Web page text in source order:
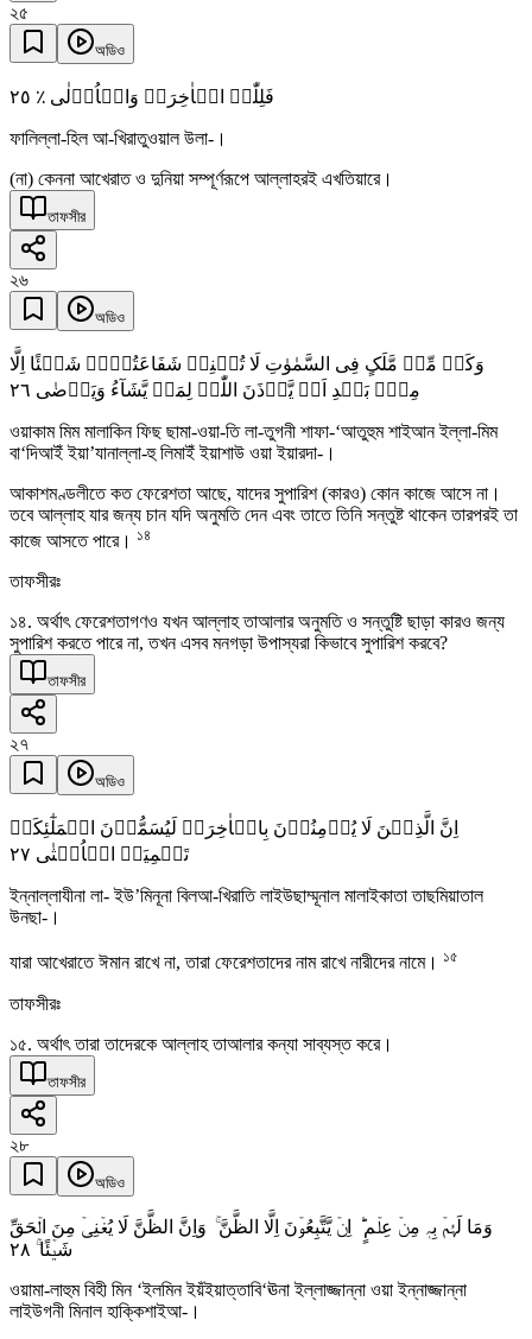
২৫
অডিও
فَلِلّٰہِ الۡاٰخِرَۃُ وَالۡاُوۡلٰی ٪ ٢٥
ফালিল্লা-হিল আ-খিরাতুওয়াল উলা-।
(না) কেননা আখেরাত ও দুনিয়া সম্পূর্ণরূপে আল্লাহরই এখতিয়ারে।
তাফসীর
২৬
অডিও
وَکَمۡ مِّنۡ مَّلَکٍ فِی السَّمٰوٰتِ لَا تُغۡنِیۡ شَفَاعَتُہُمۡ شَیۡئًا اِلَّا
مِنۡۢ بَعۡدِ اَنۡ یَّاۡذَنَ اللّٰہُ لِمَنۡ یَّشَآءُ وَیَرۡضٰی ٢٦
ওয়াকাম মিম মালাকিন ফিছ ছামা-ওয়া-তি লা-তুগনী শাফা-‘আতুহুম শাইআন ইল্লা-মিম
বা‘দিআইঁ ইয়া’যানাল্লা-হু লিমাইঁ ইয়াশাউ ওয়া ইয়ারদা-।
আকাশমণ্ডলীতে কত ফেরেশতা আছে, যাদের সুপারিশ (কারও) কোন কাজে আসে না।
তবে আল্লাহ যার জন্য চান যদি অনুমতি দেন এবং তাতে তিনি সন্তুষ্ট থাকেন তারপরই তা
কাজে আসতে পারে। ১৪
তাফসীরঃ
১৪. অর্থাৎ ফেরেশতাগণও যখন আল্লাহ তাআলার অনুমতি ও সন্তুষ্টি ছাড়া কারও জন্য
সুপারিশ করতে পারে না, তখন এসব মনগড়া উপাস্যরা কিভাবে সুপারিশ করবে?
তাফসীর
২৭
অডিও
اِنَّ الَّذِیۡنَ لَا یُؤۡمِنُوۡنَ بِالۡاٰخِرَۃِ لَیُسَمُّوۡنَ الۡمَلٰٓئِکَۃَ
تَسۡمِیَۃَ الۡاُنۡثٰی ٢٧
ইন্নাল্লাযীনা লা- ইউ’মিনূনা বিলআ-খিরাতি লাইউছাম্মূনাল মালাইকাতা তাছমিয়াতাল
উনছা-।
যারা আখেরাতে ঈমান রাখে না, তারা ফেরেশতাদের নাম রাখে নারীদের নামে। ১৫
তাফসীরঃ
১৫. অর্থাৎ তারা তাদেরকে আল্লাহ তাআলার কন্যা সাব্যস্ত করে।
তাফসীর
২৮
অডিও
وَمَا لَہُمۡ بِہٖ مِنۡ عِلۡمٍ ؕ اِنۡ یَّتَّبِعُوۡنَ اِلَّا الظَّنَّ ۚ وَاِنَّ الظَّنَّ لَا یُغۡنِیۡ مِنَ الۡحَقِّ
شَیۡئًا ۚ ٢٨
ওয়ামা-লাহুম বিহী মিন ‘ইলমিন ইয়ঁইয়াত্তাবি‘ঊনা ইল্লাজ্জান্না ওয়া ইন্নাজ্জান্না
লাইউগনী মিনাল হাক্কিশাইআ-।